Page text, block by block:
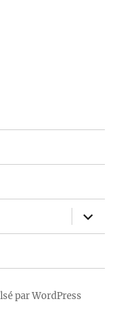
ouvrir
le
sous-
par WordPress